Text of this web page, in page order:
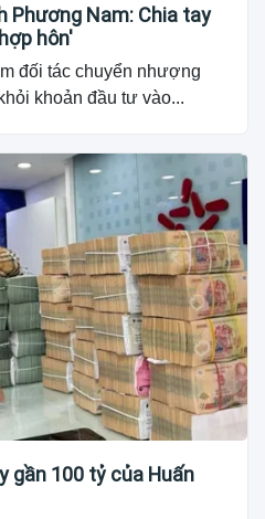
Phương Nam: Chia tay
hôn'
đối tác chuyển nhượng
khoản đầu tư vào...
gần 100 tỷ của Huấn